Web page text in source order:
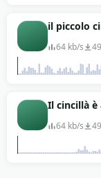
il piccolo
64 kb/s 49
Il cincillà è
64 kb/s 49